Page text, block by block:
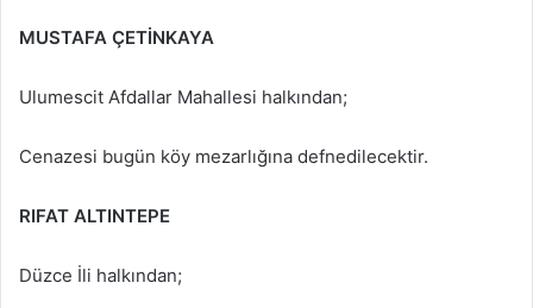
MUSTAFA ÇETİNKAYA
Ulumescit Afdallar Mahallesi halkından;
Cenazesi bugün köy mezarlığına defnedilecektir.
RIFAT ALTINTEPE
Düzce İli halkından;